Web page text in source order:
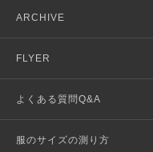
ARCHIVE
FLYER
よくある質問Q&A
服のサイズの測り方